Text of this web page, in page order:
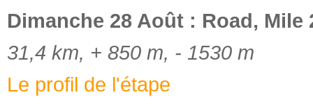
Dimanche 28 Août : Road, Mile
31,4 km, + 850 m, - 1530 m
Le profil de l'étape